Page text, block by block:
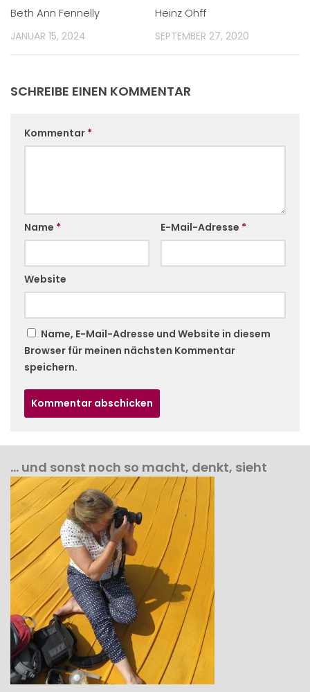
Beth Ann Fennelly
JANUAR 15, 2024
Heinz Ohff
SEPTEMBER 27, 2020
SCHREIBE EINEN KOMMENTAR
Kommentar *
Name * E-Mail-Adresse *
Website
Name, E-Mail-Adresse und Website in diesem
Browser für meinen nächsten Kommentar
speichern.
… und sonst noch so macht, denkt, sieht